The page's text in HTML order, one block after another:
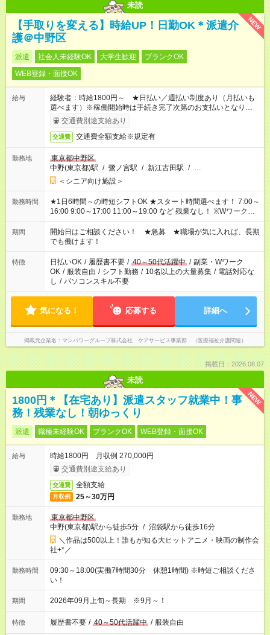
未読
NEW
【手取りを変える】時給UP！日勤OK＊派遣介
護＠中野区
派遣 社会人未経験OK 大学生歓迎
ブランクOK
WEB登録・面接OK
給与
経験者：時給1800円～ ★日払い／週払い制度あり（月払いも
選べます）※稼働開始時は手続き完了次第のお支払いとなりま
す。交通費別途支給あり
交通費 交通費全額支給※規定有
勤務地
東京都中野区
中野(東京都)駅 / 鷺ノ宮駅 / 新江古田駅 / …
＜シニア向け施設＞
勤務時間
★1日6時間～の時短シフトOK ★スタート時間選べます！ 7:00～
16:00 9:00～17:00 11:00～19:00 など 残業なし！ ※Wワークの
場合、他のお仕事と合わせ週40時間超の就業はご案内できませ
ん ※法令に基づき、週20時間以上勤務は社会保険への加入対象
となります ※労働者派遣法（日雇い派遣の原則禁止）により、
短時間・短期間の就業はご案内が難しい場合があります
期間
開始日はご相談ください！ ★急募 ★職場が気に入れば、長期
でも働けます！
特徴 日払いOK / 履歴書不要 / 40～50代活躍中 / 副業・Wワーク
OK / 服装自由 / シフト勤務 / 10名以上の大量募集 / 電話対応な
し / パソコンスキル不要
気になる！ 応募する 詳細へ
掲載元企業名 マンパワーグループ株式会社 ケアサービス事業部 （医療福祉介護関連）
掲載日：2026.08.07
未読
NEW
1800円＊【在宅あり】派遣スタッフ就業中！事
務！残業なし！朝ゆっくり
派遣 職種未経験OK ブランクOK WEB登録・面接OK
給与
時給1800円 月収例 270,000円
交通費別途支給あり
交通費 全額支給
月収例 25～30万円
勤務地
東京都中野区
中野(東京都)駅から徒歩5分 / 沼袋駅から徒歩16分
＼作品は500以上！誰もが知る大ヒットアニメ・映画の制作会
社+*／
勤務時間
09:30～18:00(実働7時間30分 休憩1時間) ※時短ご相談くださ
い！
期間 2026年09月上旬～長期 ※9月～！
特徴 履歴書不要 / 40～50代活躍中 / 服装自由